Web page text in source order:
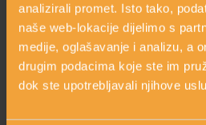
analizirali promet. Isto tako,
naše web-lokacije dijelimo s
medije, oglašavanje i analizu, a
drugim podacima koje ste im
dok ste upotrebljavali njihove
MORE, SUNCE I KLIMA: KAKO
DANA NA
NJEGA TIJELA NAKON